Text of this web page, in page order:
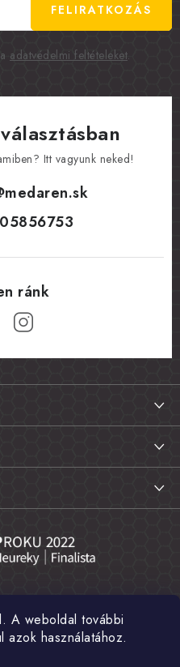
A weboldal további
használatához.
adatvédelmi feltételeket.
FELIRATKOZÁS
Itt vagyunk neked!
medaren.sk